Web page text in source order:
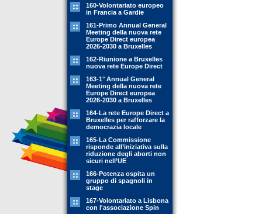
160-Volontariato europeo
in Francia a Gardie
161-Primo Annual General
Meeting della nuova rete
Europe Direct europea
2026-2030 a Bruxelles
162-Riunione a Bruxelles
nuova rete Europe Direct
163-1° Annual General
Meeting della nuova rete
Europe Direct europea
2026-2030 a Bruxelles
164-La rete Europe Direct a
Bruxelles per rafforzare la
democrazia locale
165-La Commissione
risponde all’iniziativa sulla
riduzione degli aborti non
sicuri nell’UE
166-Potenza ospita un
gruppo di spagnoli in
stage
167-Volontariato a Lisbona
con l'associazione Spin